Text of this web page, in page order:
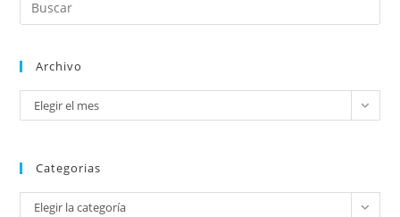
Archivo
Elegir el mes
Categorias
Elegir la categoría